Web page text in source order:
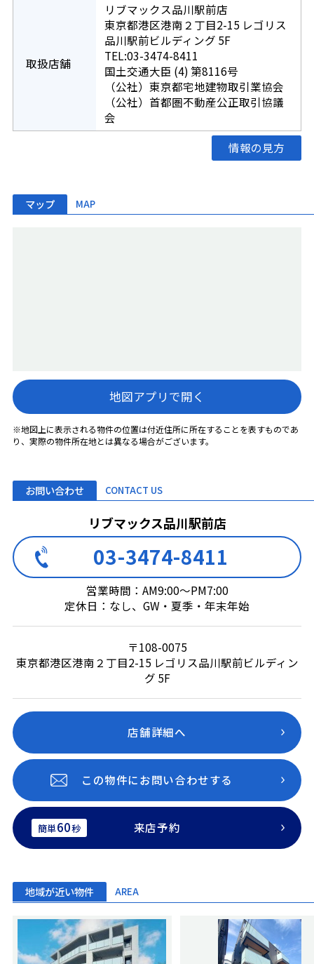
取扱店舗
リブマックス品川駅前店
東京都港区港南２丁目2-15 レゴリス
品川駅前ビルディング 5F
TEL:03-3474-8411
国土交通大臣 (4) 第8116号
（公社）東京都宅地建物取引業協会
（公社）首都圏不動産公正取引協議
会
情報の見方
マップ MAP
地図アプリで開く
※地図上に表示される物件の位置は付近住所に所在することを表すものであ
り、実際の物件所在地とは異なる場合がございます。
お問い合わせ CONTACT US
リブマックス品川駅前店
03-3474-8411
営業時間：AM9:00～PM7:00
定休日：なし、GW・夏季・年末年始
〒108-0075
東京都港区港南２丁目2-15 レゴリス品川駅前ビルディン
グ 5F
店舗詳細へ
この物件にお問い合わせする
簡単60秒 来店予約
地域が近い物件 AREA